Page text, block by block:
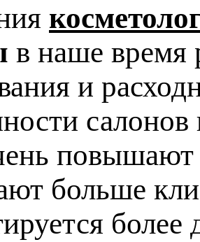
в наше время
и
салонов
больше